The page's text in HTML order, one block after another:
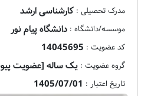
مدرک تحصیلی : کارشناسی ارشد
موسسه/دانشگاه : دانشگاه پیام نور
کد عضویت : 14045695
گروه عضویت : یک ساله [عضویت
تاریخ اعتبار : 1405/07/01